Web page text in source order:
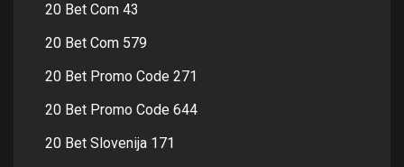
20 Bet Com 43
20 Bet Com 579
20 Bet Promo Code 271
20 Bet Promo Code 644
20 Bet Slovenija 171